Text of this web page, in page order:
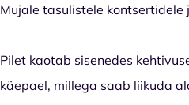
Mujale tasulistele
Pilet kaotab sisenedes
käepael, millega saab liikuda